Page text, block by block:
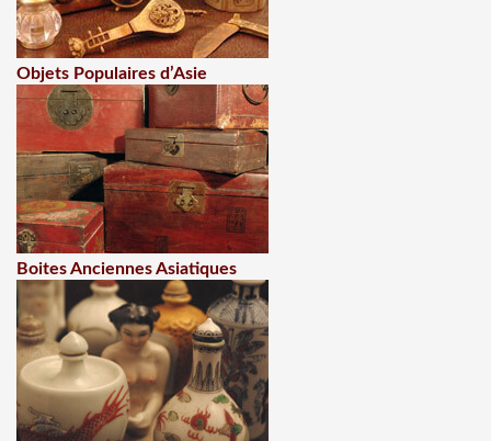
Objets Populaires d’Asie
Boites Anciennes Asiatiques